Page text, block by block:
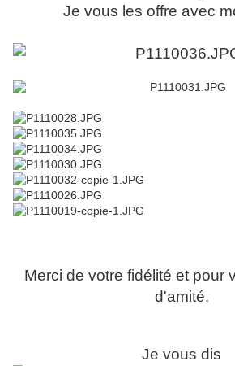
Je vous les offre avec
Merci de votre fidélité et pour
d'amité.
Je vous dis